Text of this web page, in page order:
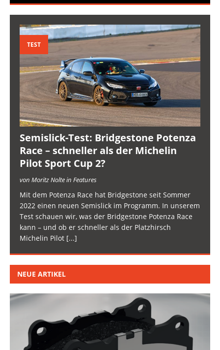
TEST
Semislick-Test: Bridgestone Potenza
Race – schneller als der Michelin
Pilot Sport Cup 2?
von Moritz Nolte in Features
Mit dem Potenza Race hat Bridgestone seit Sommer
2022 einen neuen Semislick im Programm. In unserem
Test schauen wir, was der Bridgestone Potenza Race
kann – und ob er schneller als der Platzhirsch
Michelin Pilot [...]
NEUE ARTIKEL